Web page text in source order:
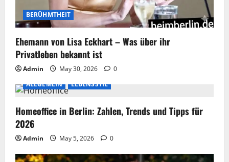
BERÜHMTHEIT
Ehemann von Lisa Eckhart – Was über ihr
Privatleben bekannt ist
Admin May 30, 2026
0
ALLGEMEIN
LEBENSSTIL
Homeoffice in Berlin: Zahlen, Trends und Tipps für
2026
Admin May 5, 2026 0